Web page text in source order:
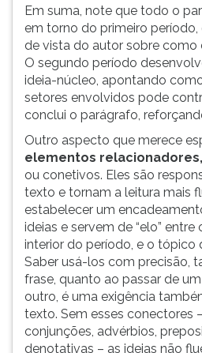
Em suma, note que todo o
em torno do primeiro
de vista do autor sobre como
O segundo período
ideia-núcleo, apontando
setores envolvidos pode
conclui o parágrafo,
Outro aspecto que merece
elementos relacionadores,
ou conetivos. Eles são
texto e tornam a leitura mais
estabelecer um
ideias e servem de “elo”
interior do período, e o tópico
Saber usá-los com precisão,
frase, quanto ao passar de
outro, é uma exigência
texto. Sem esses conectores
conjunções, advérbios,
denotativas – as ideias não